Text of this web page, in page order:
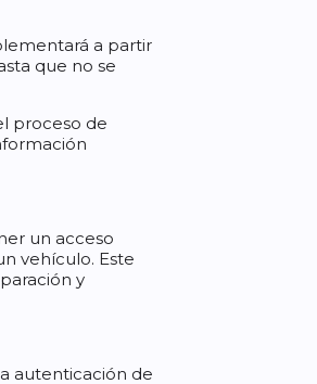
a partir
que no se
proceso de
un acceso
vehículo. Este
y
autenticación de